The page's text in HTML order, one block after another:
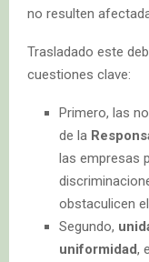
no resulten
Trasladado este
cuestiones clave:
Primero, las
de la
las empresas
obstaculicen
Segundo,
uniformidad,